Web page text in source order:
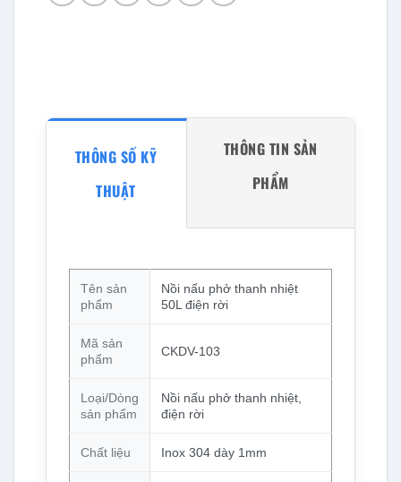
THÔNG SỐ KỸ
THUẬT
THÔNG TIN SẢN
PHẨM
Tên sản
phẩm
Nồi nấu phở thanh nhiệt
50L điện rời
Mã sản
phẩm
CKDV-103
Loại/Dòng
sản phẩm
Nồi nấu phở thanh nhiệt,
điện rời
Chất liệu Inox 304 dày 1mm